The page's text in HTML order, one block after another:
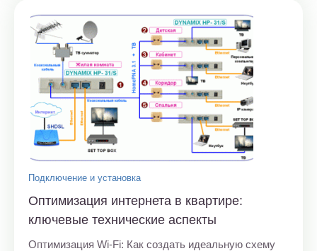
Подключение и установка
Оптимизация интернета в квартире:
ключевые технические аспекты
Оптимизация Wi-Fi: Как создать идеальную схему